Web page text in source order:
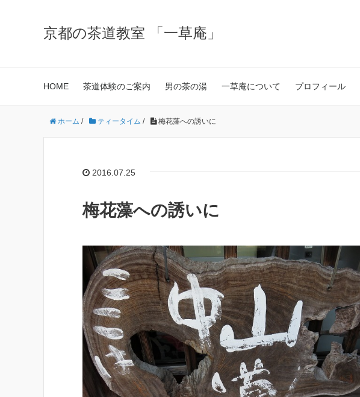
京都の茶道教室 「一草庵」
HOME 茶道体験のご案内 男の茶の湯 一草庵について プロフィール
ホーム / ティータイム / 梅花藻への誘いに
2016.07.25
梅花藻への誘いに